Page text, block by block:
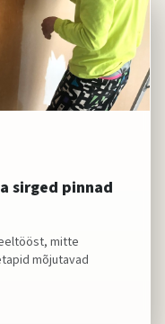
sirged pinnad
mitte
mõjutavad